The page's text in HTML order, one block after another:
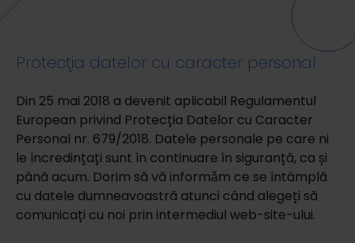
Selectați o regiune
Protecţia datelor cu caracter personal
Din 25 mai 2018 a devenit aplicabil Regulamentul
European privind Protecția Datelor cu Caracter
Personal nr. 679/2018. Datele personale pe care ni
le încredințați sunt în continuare în siguranță, ca și
până acum. Dorim să vă informǎm ce se întâmplă
cu datele dumneavoastră atunci când alegeți să
comunicați cu noi prin intermediul web-site-ului.